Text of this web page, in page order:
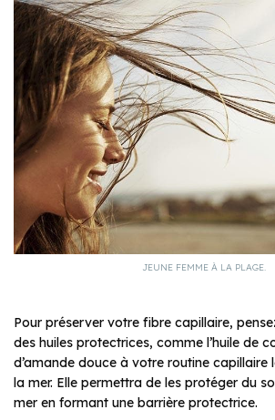
JEUNE FEMME À LA PLAGE.
Pour préserver votre fibre capillaire,
des huiles protectrices, comme l’huile de
d’amande douce à votre routine capillaire
la mer. Elle permettra de les protéger du
mer en formant une barrière protectrice.